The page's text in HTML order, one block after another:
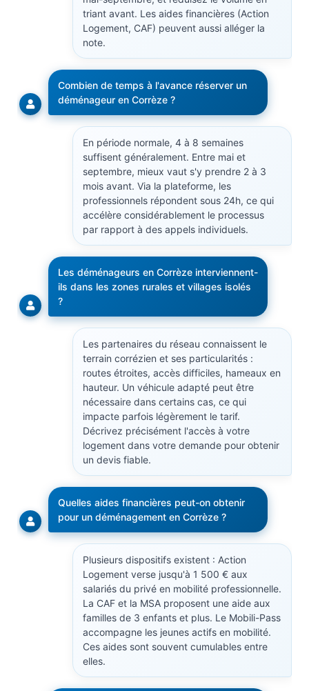
triant avant. Les aides financières (Action
Logement, CAF) peuvent aussi alléger la
note.
Combien de temps à l'avance réserver un
déménageur en Corrèze ?
En période normale, 4 à 8 semaines
suffisent généralement. Entre mai et
septembre, mieux vaut s'y prendre 2 à 3
mois avant. Via la plateforme, les
professionnels répondent sous 24h, ce qui
accélère considérablement le processus
par rapport à des appels individuels.
Les déménageurs en Corrèze interviennent-
ils dans les zones rurales et villages isolés
?
Les partenaires du réseau connaissent le
terrain corrézien et ses particularités :
routes étroites, accès difficiles, hameaux en
hauteur. Un véhicule adapté peut être
nécessaire dans certains cas, ce qui
impacte parfois légèrement le tarif.
Décrivez précisément l'accès à votre
logement dans votre demande pour obtenir
un devis fiable.
Quelles aides financières peut-on obtenir
pour un déménagement en Corrèze ?
Plusieurs dispositifs existent : Action
Logement verse jusqu'à 1 500 € aux
salariés du privé en mobilité professionnelle.
La CAF et la MSA proposent une aide aux
familles de 3 enfants et plus. Le Mobili-Pass
accompagne les jeunes actifs en mobilité.
Ces aides sont souvent cumulables entre
elles.